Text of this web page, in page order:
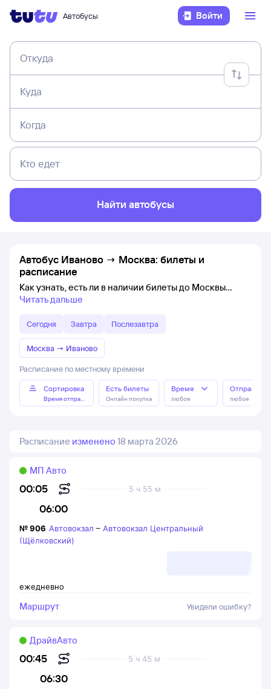
Автобусы Войти
Откуда
Куда
Когда
Кто едет
Найти автобусы
Автобус Иваново → Москва: билеты и
расписание
Как узнать, есть ли в наличии билеты до Москвы
Читать дальше
Сегодня Завтра Послезавтра
Москва → Иваново
Расписание по местному времени
Сортировка
Время отправления
Есть билеты
Онлайн покупка
Время
любое любое
Расписание изменено 18 марта 2026
00:05
06:00
5 ч 55 м
МП Авто
ежедневно
№906 Автовокзал – Автовокзал Центральный
(Щёлковский)
Маршрут Увидели ошибку?
00:45
06:30
5 ч 45 м
ДрайвАвто